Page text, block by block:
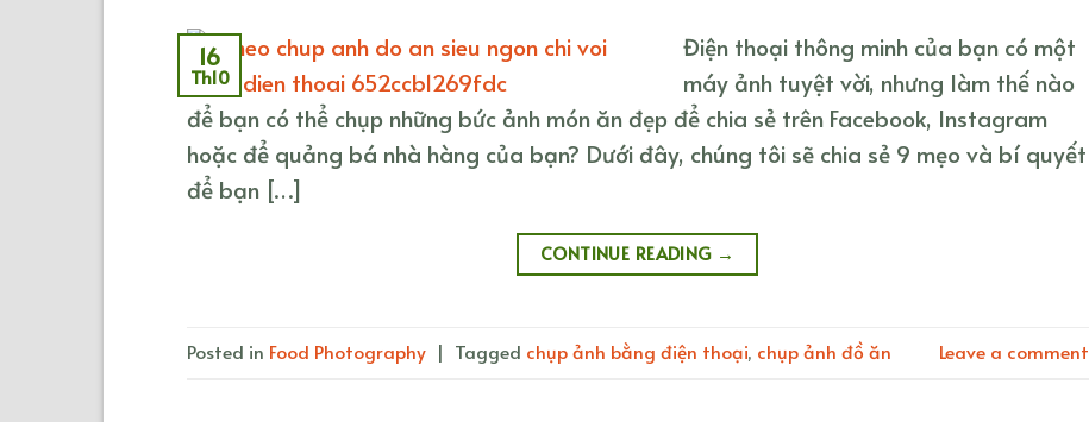
16
Th10
Điện thoại thông minh của bạn có một
máy ảnh tuyệt vời, nhưng làm thế nào
để bạn có thể chụp những bức ảnh món ăn đẹp để chia sẻ trên Facebook, Instagram
hoặc để quảng bá nhà hàng của bạn? Dưới đây, chúng tôi sẽ chia sẻ 9 mẹo và bí quyết
để bạn […]
CONTINUE READING →
Posted in Food Photography | Tagged chụp ảnh bằng điện thoại, chụp ảnh đồ ăn Leave a comment